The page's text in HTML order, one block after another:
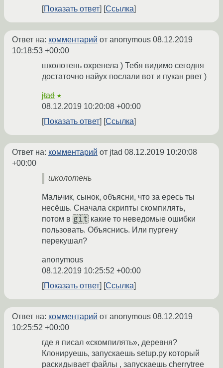
Показать ответ
Ссылка
Ответ на: комментарий от anonymous 08.12.2019
10:18:53 +00:00
школотень охренела ) Тебя видимо сегодня
достаточно найух послали вот и пукан рвет )
jtad ★
08.12.2019 10:20:08 +00:00
Показать ответ
Ссылка
Ответ на: комментарий от jtad 08.12.2019 10:20:08
+00:00
школотень
Мальчик, сынок, объясни, что за ересь ты
несёшь. Сначала скрипты скомпилять,
потом в git какие то неведомые ошибки
пользовать. Объяснись. Или пургену
перекушал?
anonymous
08.12.2019 10:25:52 +00:00
Показать ответ
Ссылка
Ответ на: комментарий от anonymous 08.12.2019
10:25:52 +00:00
где я писал «скомпилять», деревня?
Клонируешь, запускаешь setup.py который
раскидывает файлы , запускаешь cherrytree